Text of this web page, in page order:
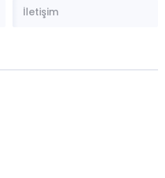
İletişim